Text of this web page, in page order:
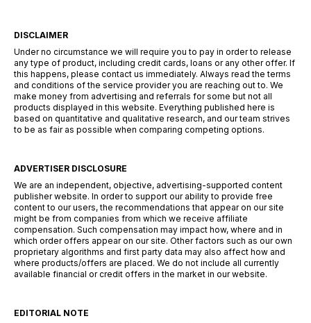
DISCLAIMER
Under no circumstance we will require you to pay in order to release
any type of product, including credit cards, loans or any other offer. If
this happens, please contact us immediately. Always read the terms
and conditions of the service provider you are reaching out to. We
make money from advertising and referrals for some but not all
products displayed in this website. Everything published here is
based on quantitative and qualitative research, and our team strives
to be as fair as possible when comparing competing options.
ADVERTISER DISCLOSURE
We are an independent, objective, advertising-supported content
publisher website. In order to support our ability to provide free
content to our users, the recommendations that appear on our site
might be from companies from which we receive affiliate
compensation. Such compensation may impact how, where and in
which order offers appear on our site. Other factors such as our own
proprietary algorithms and first party data may also affect how and
where products/offers are placed. We do not include all currently
available financial or credit offers in the market in our website.
EDITORIAL NOTE